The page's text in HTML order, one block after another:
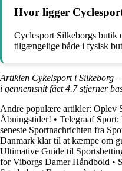
Hvor ligger
Cyclesport Silkeborgs butik
tilgængelige både i fysisk
Artiklen Cykelsport i Silkeborg
i gennemsnit fået4.7stjerner
Andre populære artikler: Oplev
Åbningstider! • Telegraaf Sport:
seneste Sportnachrichten fra
Danmark klar til at kæmpe om
Ultimative Guide til
for Viborgs Damer Håndbold •